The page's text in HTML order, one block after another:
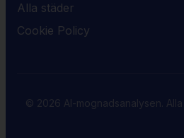
Alla städer
Cookie Policy
© 2026 AI-mognadsanalysen.